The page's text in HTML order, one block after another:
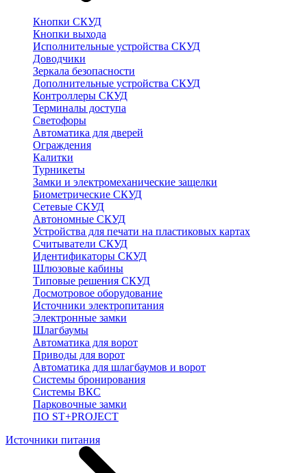
Кнопки СКУД
Кнопки выхода
Исполнительные устройства СКУД
Доводчики
Зеркала безопасности
Дополнительные устройства СКУД
Контроллеры СКУД
Терминалы доступа
Светофоры
Автоматика для дверей
Ограждения
Калитки
Турникеты
Замки и электромеханические защелки
Биометрические СКУД
Сетевые СКУД
Автономные СКУД
Устройства для печати на пластиковых картах
Считыватели СКУД
Идентификаторы СКУД
Шлюзовые кабины
Типовые решения СКУД
Досмотровое оборудование
Источники электропитания
Электронные замки
Шлагбаумы
Автоматика для ворот
Приводы для ворот
Автоматика для шлагбаумов и ворот
Системы бронирования
Системы ВКС
Парковочные замки
ПО ST+PROJECT
Источники питания